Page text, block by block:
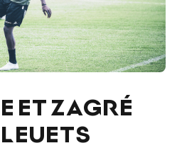
ET ZAGRÉ